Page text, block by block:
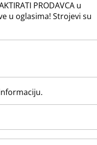
PRODAVCA u
u oglasima! Strojevi su